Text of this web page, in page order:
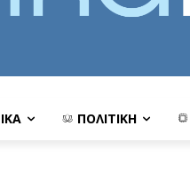
ΠΟΛΙΤΙΚΗ